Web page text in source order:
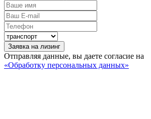
Заявка на лизинг
Отправляя данные, вы даете согласие на
«Обработку персональных данных»